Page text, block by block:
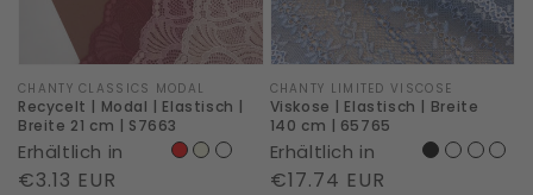
Breite
cm
|
S7663
Marke:
CHANTY CLASSICS MODAL
Recycelt | Modal | Elastisch |
Breite 21 cm | S7663
Erhältlich in
Normaler
€3.13 EUR
cm
|
65765
Marke:
CHANTY LIMITED VISCOSE
Viskose | Elastisch | Breite
140 cm | 65765
Erhältlich in
Normaler
€17.74 EUR